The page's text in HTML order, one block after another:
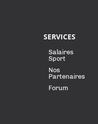
SERVICES
Salaires
Sport
Nos
Partenaires
Forum